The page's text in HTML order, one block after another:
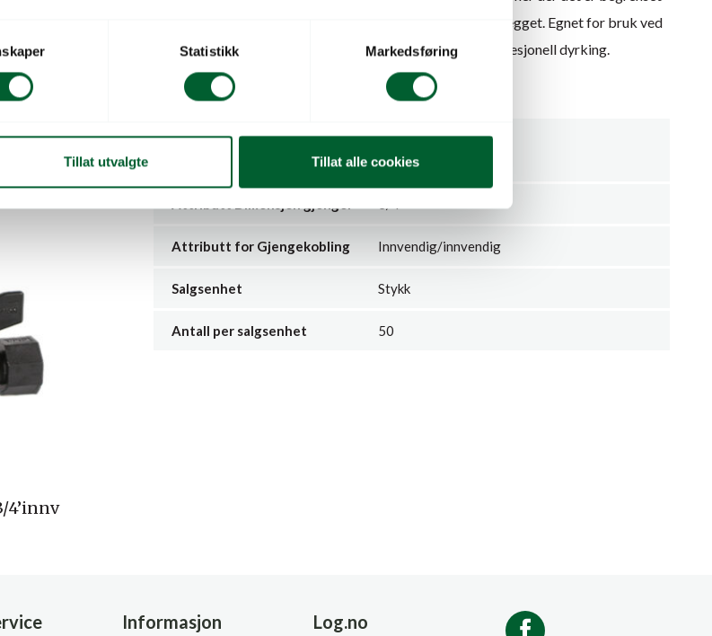
Statistikk Markedsføring
Tillat utvalgte Tillat alle cookies
360°
4’innv
plass, eller der man ønsker lokal avstenging av deler av anlegget. Egnet for bruk ved
etablering, vedlikehold og justering av dryppvanning i profesjonell dyrking.
Leveres med 50 stk per pose.
Attributt
Attributt for Gjengekobling Innvendig/innvendig
Salgsenhet Stykk
Antall per salgsenhet 50
Informasjon Log.no